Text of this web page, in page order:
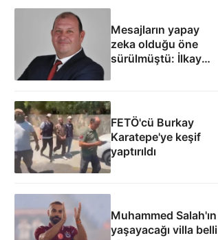
Mesajların yapay
zeka olduğu öne
sürülmüştü: İlkay
FETÖ'cü Burkay
Karatepe'ye keşif
yaptırıldı
Muhammed Salah'ın
yaşayacağı villa belli